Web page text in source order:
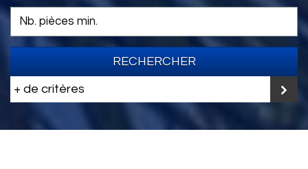
RECHERCHER
+ de critères